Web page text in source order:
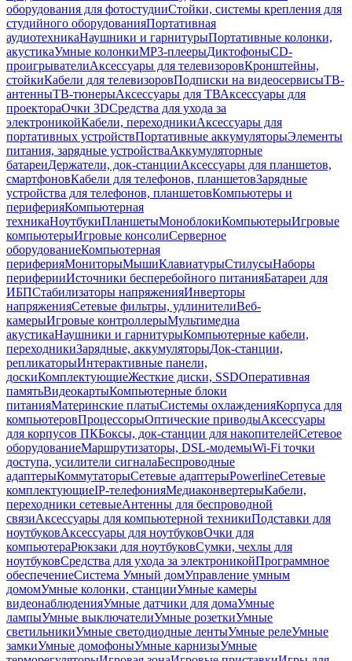
оборудования для фотостудииСтойки, системы крепления для
студийного оборудованияПортативная
аудиотехникаНаушники и гарнитурыПортативные колонки,
акустикаУмные колонкиMP3-плеерыДиктофоныCD-
проигрывателиАксессуары для телевизоровКронштейны,
стойкиКабели для телевизоровПодписки на видеосервисыТВ-
антенныТВ-тюнерыАксессуары для ТВАксессуары для
проектораОчки 3DСредства для ухода за
электроникойКабели, переходникиАксессуары для
портативных устройствПортативные аккумуляторыЭлементы
питания, зарядные устройстваАккумуляторные
батареиДержатели, док-станцииАксессуары для планшетов,
смартфоновКабели для телефонов, планшетовЗарядные
устройства для телефонов, планшетовКомпьютеры и
периферияКомпьютерная
техникаНоутбукиПланшетыМоноблокиКомпьютерыИгровые
компьютерыИгровые консолиСерверное
оборудованиеКомпьютерная
периферияМониторыМышиКлавиатурыСтилусыНаборы
периферииИсточники бесперебойного питанияБатареи для
ИБПСтабилизаторы напряженияИнверторы
напряженияСетевые фильтры, удлинителиВеб-
камерыИгровые контроллерыМультимедиа
акустикаНаушники и гарнитурыКомпьютерные кабели,
переходникиЗарядные, аккумуляторыДок-станции,
репликаторыИнтерактивные панели,
доскиКомплектующиеЖесткие диски, SSDОперативная
памятьВидеокартыКомпьютерные блоки
питанияМатеринские платыСистемы охлажденияКорпуса для
компьютеровПроцессорыОптические приводыАксессуары
для корпусов ПКБоксы, док-станции для накопителейСетевое
оборудованиеМаршрутизаторы, DSL-модемыWi-Fi точки
доступа, усилители сигналаБеспроводные
адаптерыКоммутаторыСетевые адаптерыPowerlineСетевые
комплектующиеIP-телефонияМедиаконвертерыКабели,
переходники сетевыеАнтенны для беспроводной
связиАксессуары для компьютерной техникиПодставки для
ноутбуковАксессуары для ноутбуковОчки для
компьютераРюкзаки для ноутбуковСумки, чехлы для
ноутбуковСредства для ухода за электроникойПрограммное
обеспечениеСистема Умный домУправление умным
домомУмные колонки, станцииУмные камеры
видеонаблюденияУмные датчики для домаУмные
лампыУмные выключателиУмные розеткиУмные
светильникиУмные светодиодные лентыУмные релеУмные
замкиУмные домофоныУмные карнизыУмные